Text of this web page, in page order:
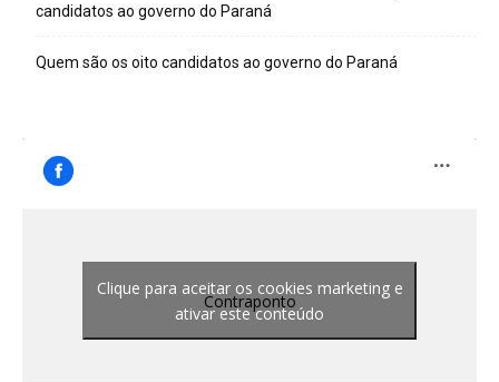
candidatos ao governo do Paraná
Quem são os oito candidatos ao governo do Paraná
Contraponto
Clique para aceitar os cookies marketing e
ativar este conteúdo